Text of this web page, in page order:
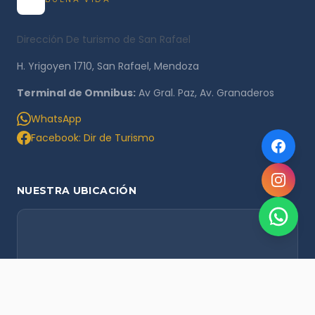
Dirección De turismo de San Rafael
H. Yrigoyen 1710, San Rafael, Mendoza
Terminal de Omnibus: Av Gral. Paz, Av. Granaderos
WhatsApp
Facebook: Dir de Turismo
NUESTRA UBICACIÓN